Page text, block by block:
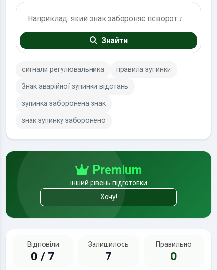
Знайти
сигнали регулювальника правила зупинки
Знак аварійної зупинки відстань
зупинка заборонена знак
знак зупинку заборонено
Premium
інший рівень підготовки
Хочу!
Відповіли
0 / 7
Залишилось
7
Правильно
0